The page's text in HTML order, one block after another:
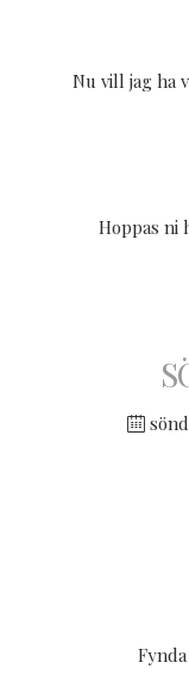
Nu vill jag ha
Hoppas ni